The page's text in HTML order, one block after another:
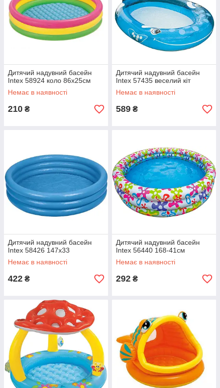
Дитячий надувний басейн
Intex 58924 коло 86х25см
Немає в наявності
210 ₴
Дитячий надувний басейн
Intex 57435 веселий кіт
Немає в наявності
589 ₴
Дитячий надувний басейн
Intex 58426 147х33
Немає в наявності
422 ₴
Дитячий надувний басейн
Intex 56440 168-41см
Немає в наявності
292 ₴